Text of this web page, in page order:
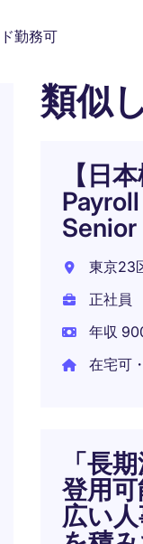
勤務可
類似
【日
東京23
正社員
年収
在宅可
「長
登用
広い